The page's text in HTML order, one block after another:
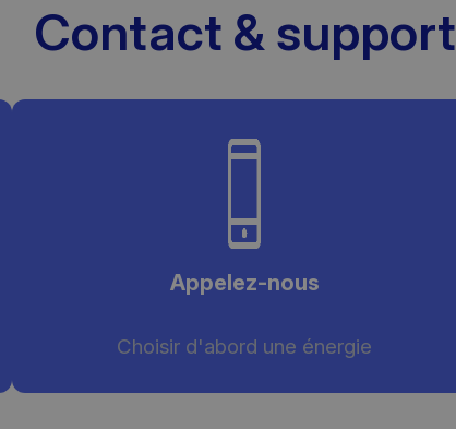
Contact & support
Appelez-nous
Choisir d'abord une énergie